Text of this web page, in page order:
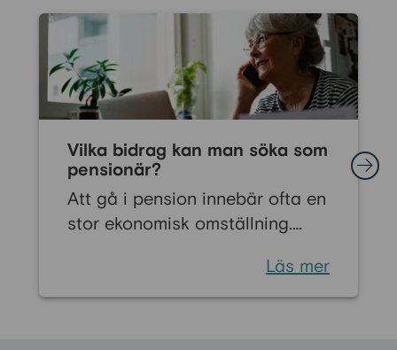
Vilka bidrag kan man söka som
pensionär?
Att gå i pension innebär ofta en
stor ekonomisk omställning.
den regelbundna lönen byts ut
mot pension. Men det finns flera
Läs mer